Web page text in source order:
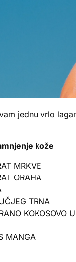
jednu vrlo
kože
MRKVE
ORAHA
TRNA
KOKOSOVO
MANGA